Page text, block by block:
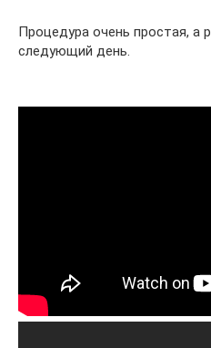
Процедура очень простая, а
следующий день.